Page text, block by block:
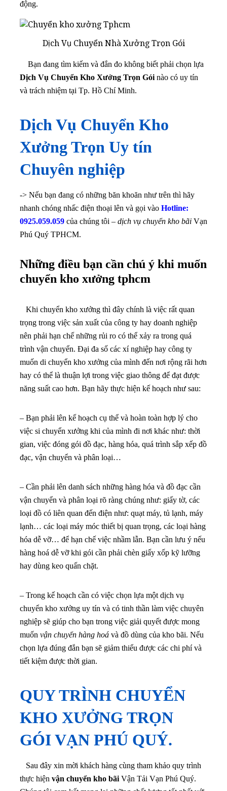
động.
Dịch Vụ Chuyển Nhà Xưởng Trọn Gói
Bạn đang tìm kiếm và đắn đo không biết phải chọn lựa
Dịch Vụ Chuyển Kho Xưởng Trọn Gói nào có uy tín
và trách nhiệm tại Tp. Hồ Chí Minh.
Dịch Vụ Chuyển Kho
Xưởng Trọn Uy tín
Chuyên nghiệp
-> Nếu bạn đang có những băn khoăn như trên thì hãy
nhanh chóng nhấc điện thoại lên và gọi vào Hotline:
0925.059.059 của chúng tôi – dịch vụ chuyển kho bãi Vạn
Phú Quý TPHCM.
Những điều bạn cần chú ý khi muốn
chuyển kho xưởng tphcm
Khi chuyển kho xưởng thì đây chính là việc rất quan
trọng trong việc sản xuất của công ty hay doanh nghiệp
nên phải hạn chế những rủi ro có thể xảy ra trong quá
trình vận chuyển. Đại đa số các xí nghiệp hay công ty
muốn di chuyển kho xưởng của mình đến nơi rộng rãi hơn
hay có thể là thuận lợi trong việc giao thông để đạt được
năng suất cao hơn. Bạn hãy thực hiện kế hoạch như sau:
– Bạn phải lên kế hoạch cụ thể và hoàn toàn hợp lý cho
việc si chuyển xưởng khi của mình đi nơi khác như: thời
gian, việc đóng gói đồ đạc, hàng hóa, quá trình sắp xếp đồ
đạc, vận chuyển và phân loại…
– Cần phải lên danh sách những hàng hóa và đồ đạc cần
vận chuyển và phân loại rõ ràng chúng như: giấy tờ, các
loại đồ có liên quan đến điện như: quạt máy, tủ lạnh, máy
lạnh… các loại máy móc thiết bị quan trọng, các loại hàng
hóa dễ vỡ… để hạn chế việc nhầm lẫn. Bạn cần lưu ý nếu
hàng hoá dễ vỡ khi gói cần phải chèn giấy xốp kỹ lưỡng
hay dùng keo quấn chặt.
– Trong kế hoạch cần có việc chọn lựa một dịch vụ
chuyển kho xưởng uy tín và có tinh thần làm việc chuyên
nghiệp sẽ giúp cho bạn trong việc giải quyết được mong
muốn vận chuyển hàng hoá và đồ dùng của kho bãi. Nếu
chọn lựa đúng đắn bạn sẽ giảm thiểu được các chi phí và
tiết kiệm được thời gian.
QUY TRÌNH CHUYỂN
KHO XƯỞNG TRỌN
GÓI VẠN PHÚ QUÝ.
Sau đây xin mời khách hàng cùng tham khảo quy trình
thực hiện vận chuyển kho bãi Vận Tải Vạn Phú Quý.